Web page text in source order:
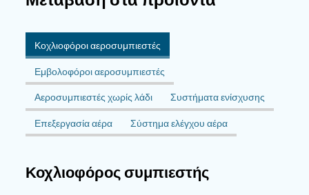
αεροσυμπιεστές μας παρέχουν τον απαραίτητο
τις προσαρμοσμένες λύσεις μας και
λειτουργίες σας σε νέα επίπεδα
ασφάλειας.
Επικοινωνήστε μαζί μας
Ξεκινήστε ένα ταξίδι προς την ενισχυμένη
βιομηχανία. Επικοινωνήστε μαζί μας για να